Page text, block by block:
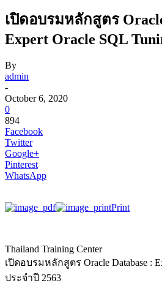
เปิดอบรมหลักสูตร
Expert Oracle SQL
By
admin
-
October 6, 2020
0
894
Facebook
Twitter
Google+
Pinterest
WhatsApp
Print
Thailand Training Center
เปิดอบรมหลักสูตร Oracle Database :
ประจำปี 2563